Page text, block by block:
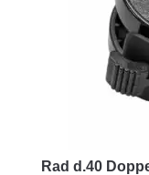
Rad d.40